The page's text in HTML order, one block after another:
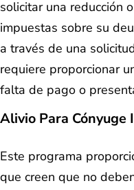
solicitar una reducción
impuestas sobre su
a través de una
requiere proporcionar
falta de pago o
Alivio Para Cónyuge
Este programa
que creen que no